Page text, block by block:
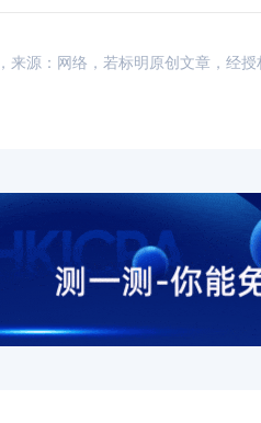
来源：网络，若标明原创文章，经